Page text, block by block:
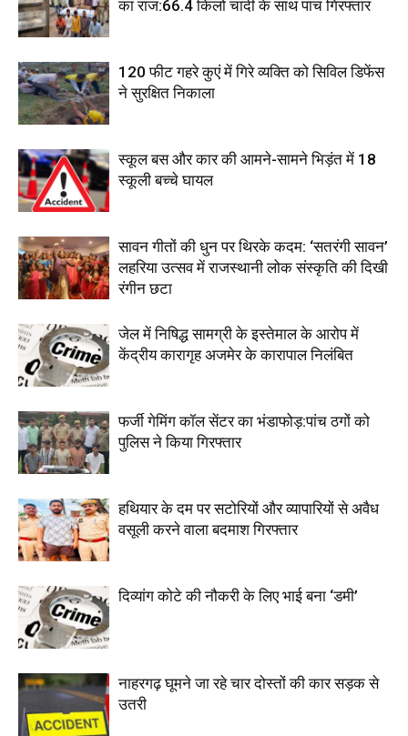
का राज:66.4 किलो चांदी के साथ पांच गिरफ्तार
120 फीट गहरे कुएं में गिरे व्यक्ति को सिविल डिफेंस
ने सुरक्षित निकाला
स्कूल बस और कार की आमने-सामने भिड़ंत में 18
स्कूली बच्चे घायल
सावन गीतों की धुन पर थिरके कदम: ‘सतरंगी सावन’
लहरिया उत्सव में राजस्थानी लोक संस्कृति की दिखी
रंगीन छटा
जेल में निषिद्ध सामग्री के इस्तेमाल के आरोप में
केंद्रीय कारागृह अजमेर के कारापाल निलंबित
फर्जी गेमिंग कॉल सेंटर का भंडाफोड़:पांच ठगों को
पुलिस ने किया गिरफ्तार
हथियार के दम पर सटोरियों और व्यापारियों से अवैध
वसूली करने वाला बदमाश गिरफ्तार
दिव्यांग कोटे की नौकरी के लिए भाई बना ‘डमी’
नाहरगढ़ घूमने जा रहे चार दोस्तों की कार सड़क से
उतरी